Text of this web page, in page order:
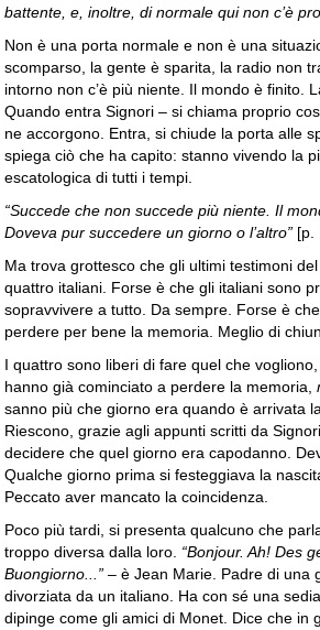
battente, e, inoltre, di normale qui non c’è
Non è una porta normale e non è una
scomparso, la gente è sparita, la radio non
intorno non c’è più niente. Il mondo è finito.
Quando entra Signori – si chiama proprio
ne accorgono. Entra, si chiude la porta alle
spiega ciò che ha capito: stanno vivendo la
escatologica di tutti i tempi.
“Succede che non succede più niente. Il
Doveva pur succedere un giorno o l’altro” [p.
Ma trova grottesco che gli ultimi testimoni
quattro italiani. Forse è che gli italiani sono
sopravvivere a tutto. Da sempre. Forse è
perdere per bene la memoria. Meglio di
I quattro sono liberi di fare quel che
hanno già cominciato a perdere la memoria,
sanno più che giorno era quando è arrivata
Riescono, grazie agli appunti scritti da
decidere che quel giorno era capodanno.
Qualche giorno prima si festeggiava la
Peccato aver mancato la coincidenza.
Poco più tardi, si presenta qualcuno che
troppo diversa dalla loro. “Bonjour. Ah! Des
Buongiorno...” – è Jean Marie. Padre di una
divorziata da un italiano. Ha con sé una
dipinge come gli amici di Monet. Dice che in